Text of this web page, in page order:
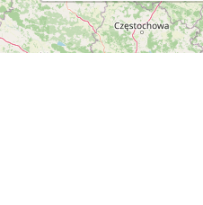
You have arrived at your